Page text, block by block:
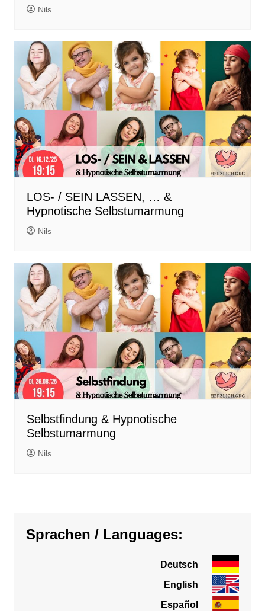
Nils
LOS- / SEIN LASSEN, … &
Hypnotische Selbstumarmung
Nils
Selbstfindung & Hypnotische
Selbstumarmung
Nils
Sprachen / Languages:
Deutsch
English
Español